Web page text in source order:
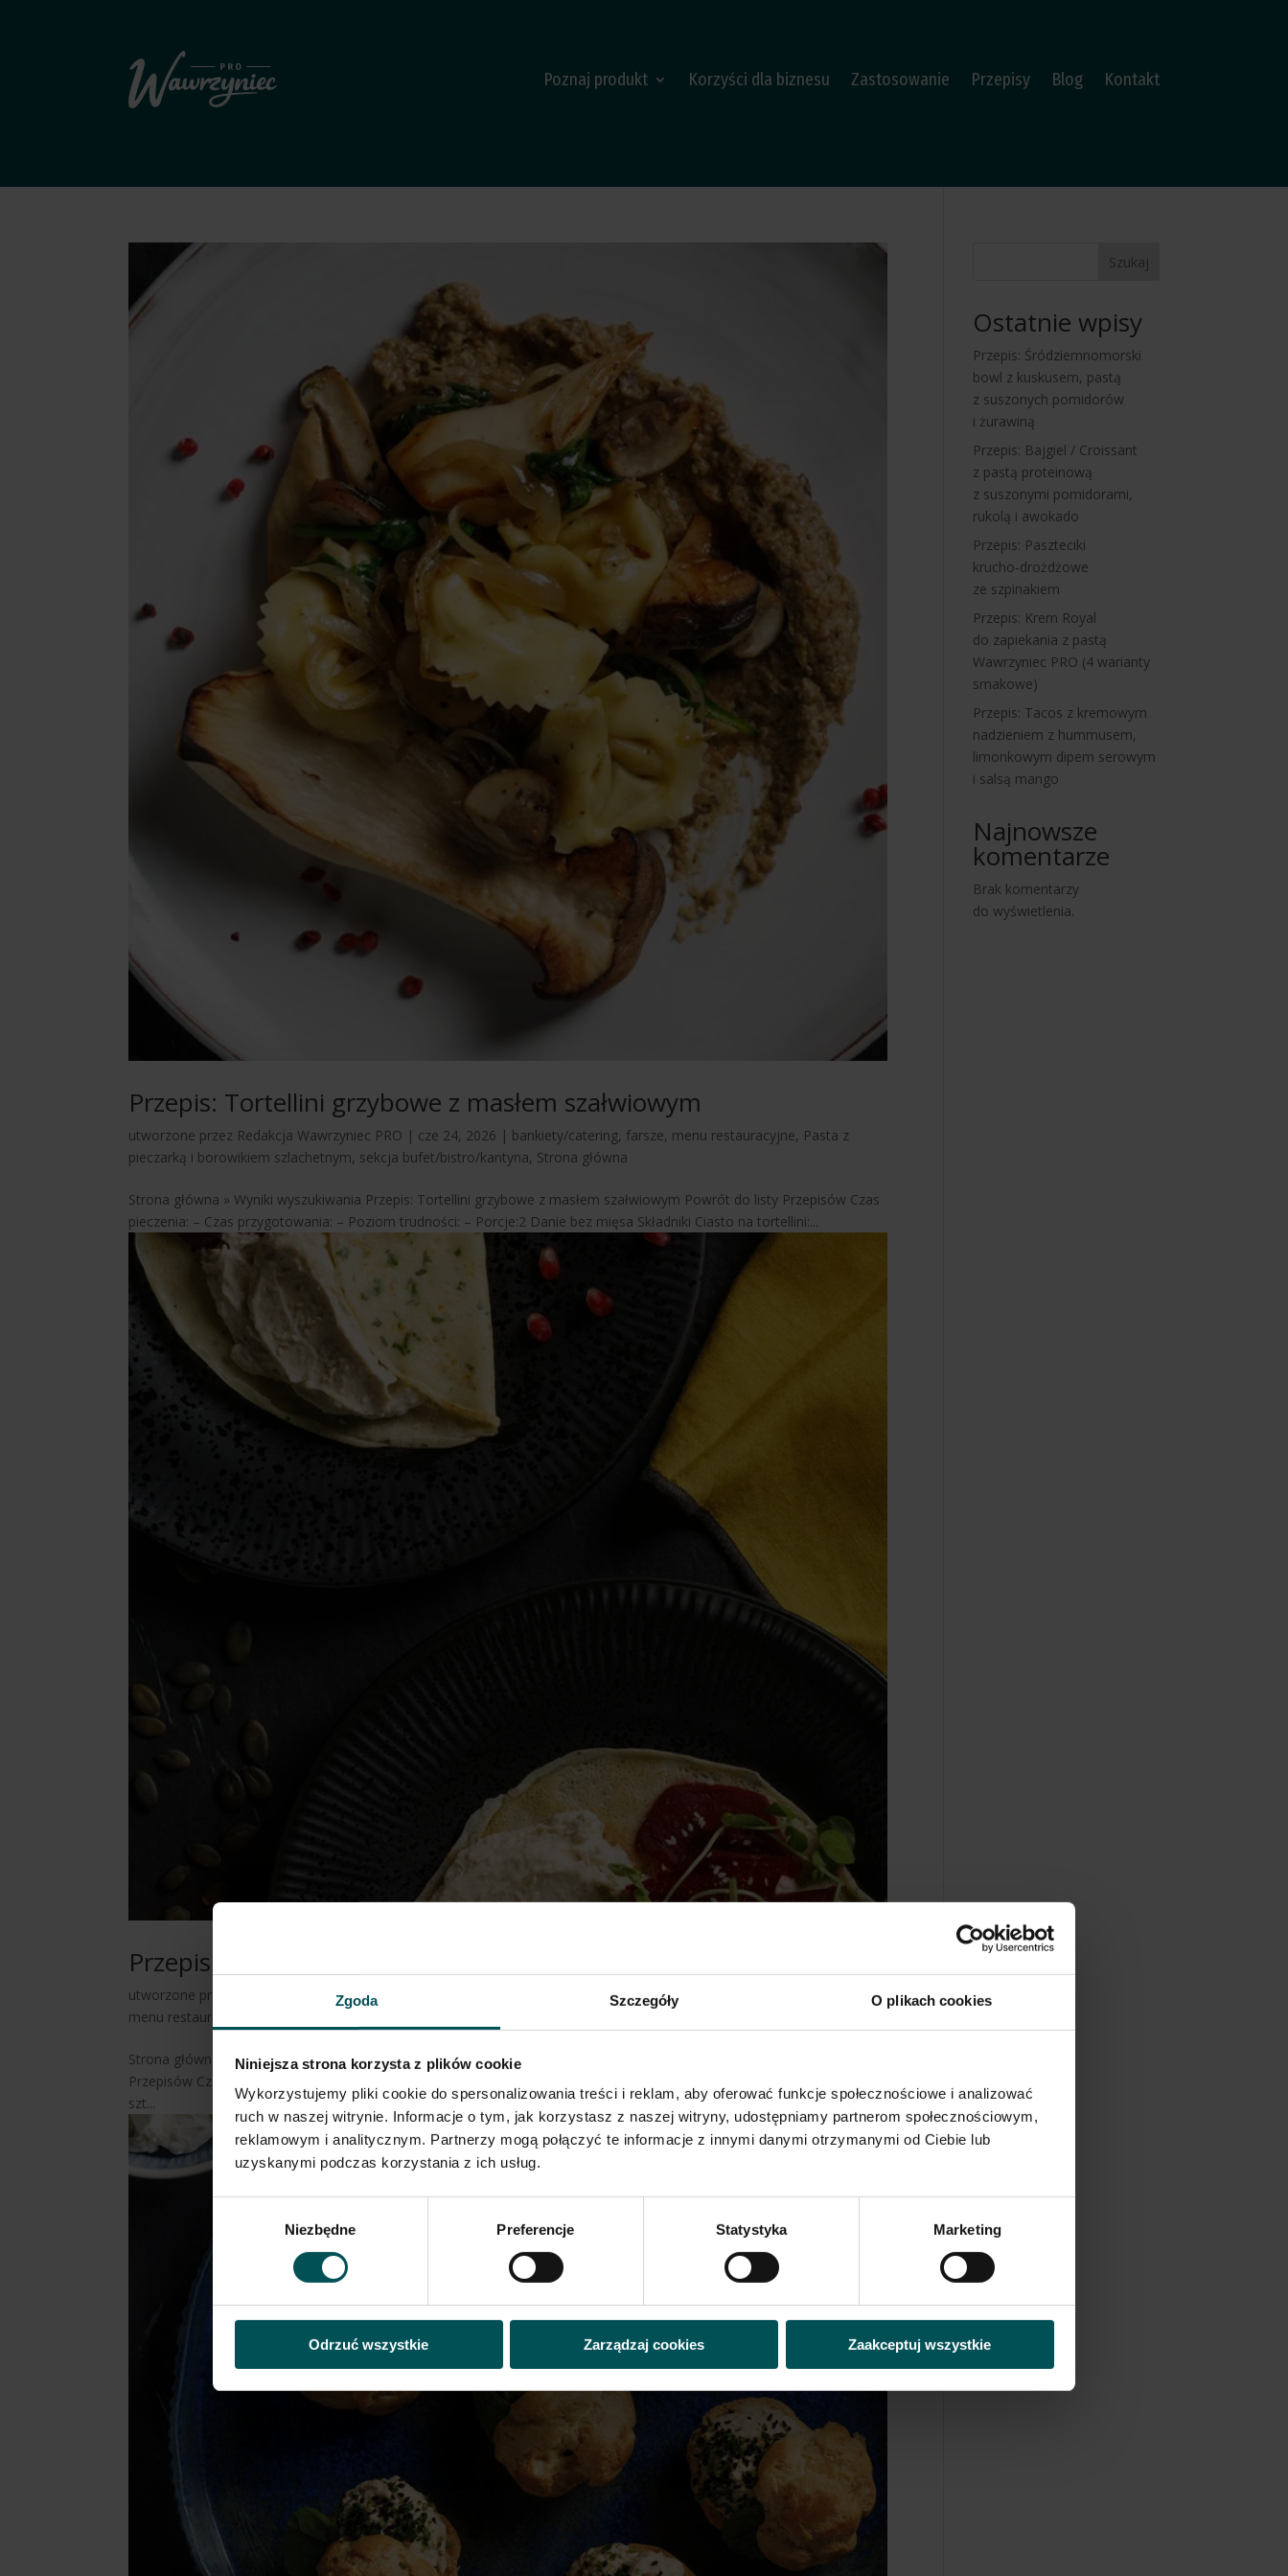
Zgoda Szczegóły O plikach cookies
Niniejsza strona korzysta z plików cookie
Wykorzystujemy pliki cookie do spersonalizowania treści i reklam, aby oferować funkcje społecznościowe i analizować
ruch w naszej witrynie. Informacje o tym, jak korzystasz z naszej witryny, udostępniamy partnerom społecznościowym,
reklamowym i analitycznym. Partnerzy mogą połączyć te informacje z innymi danymi otrzymanymi od Ciebie lub
uzyskanymi podczas korzystania z ich usług.
Niezbędne Preferencje Statystyka Marketing
Odrzuć wszystkie Zarządzaj cookies Zaakceptuj wszystkie
Poznaj produkt Korzyści dla biznesu Zastosowanie Przepisy Blog Kontakt
Przepis: Tortellini grzybowe z masłem szałwiowym
utworzone przez Redakcja Wawrzyniec PRO | cze 24, 2026 | bankiety/catering, farsze, menu restauracyjne, Pasta z
pieczarką i borowikiem szlachetnym, sekcja bufet/bistro/kantyna, Strona główna
Strona główna » Wyniki wyszukiwania Przepis: Tortellini grzybowe z masłem szałwiowym Powrót do listy Przepisów Czas
pieczenia: – Czas przygotowania: – Poziom trudności: – Porcje:2 Danie bez mięsa Składniki Ciasto na tortellini:...
Przepis: Mini naleśniki bankietowe z burakiem i hummusem
utworzone przez Redakcja Wawrzyniec PRO bankiety/catering,Hummus z pestkami dyni i słonecznika
menu restauracyjne
Strona główna » Wyniki wyszukiwania Przepis: Mini naleśniki bankietowe z burakiem i hummusem Powrót do listy
Przepisów Czas pieczenia: – Czas przygotowania: – Poziom trudności: – Porcje:ok. 20 Danie bez mięsa Składniki Jajko 1
szt...
Szukaj
Ostatnie wpisy
Przepis: Śródziemnomorski
bowl z kuskusem, pastą
z suszonych pomidorów
i żurawiną
Przepis: Bajgiel / Croissant
z pastą proteinową
z suszonymi pomidorami,
rukolą i awokado
Przepis: Paszteciki
krucho‑drożdżowe
ze szpinakiem
Przepis: Krem Royal
do zapiekania z pastą
Wawrzyniec PRO (4 warianty
smakowe)
Przepis: Tacos z kremowym
nadzieniem z hummusem,
limonkowym dipem serowym
i salsą mango
Najnowsze
komentarze
Brak komentarzy
do wyświetlenia.